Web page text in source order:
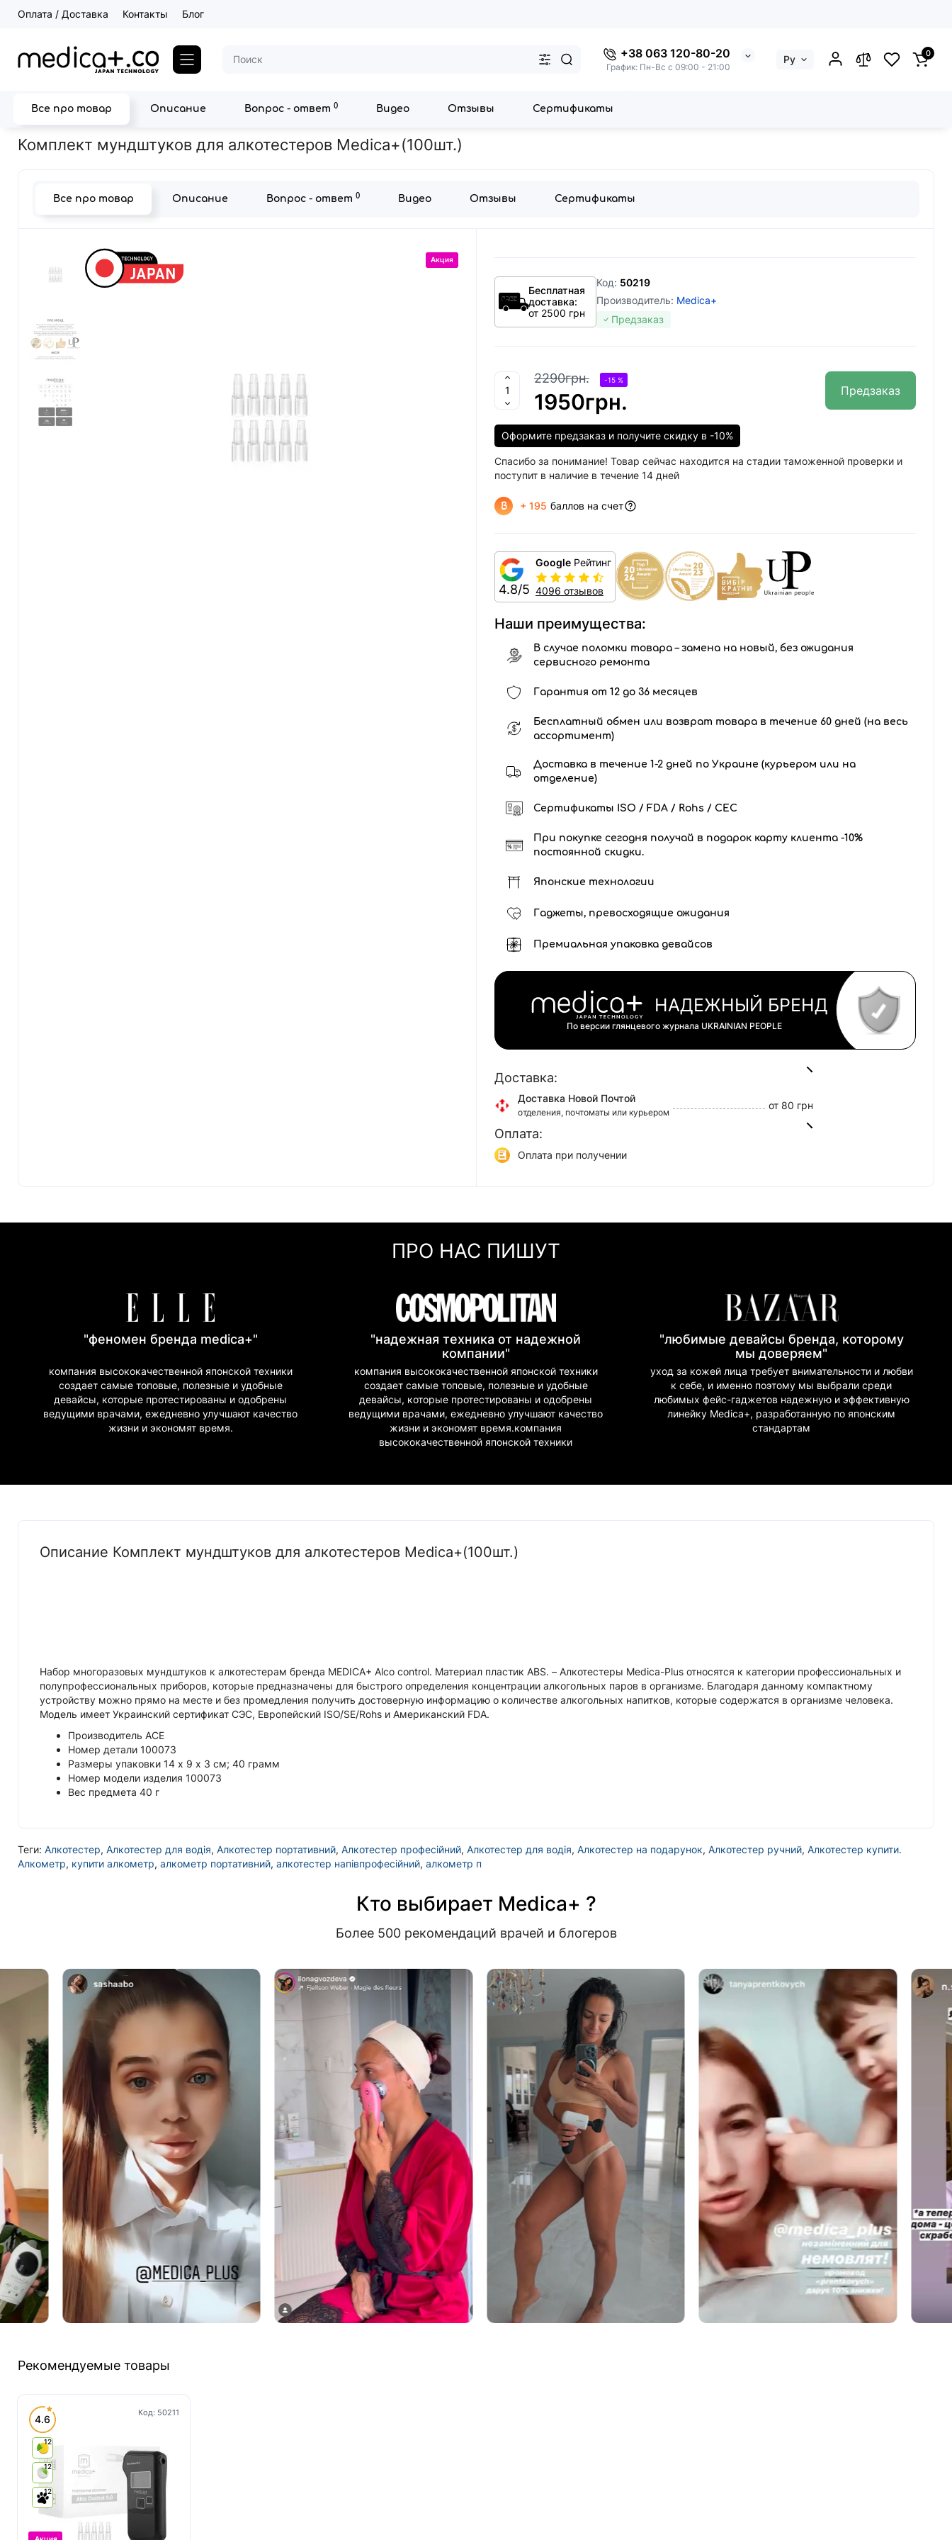
Оплата / Доставка Контакты Блог
+38 063 120-80-20
График: Пн-Вс с 09:00 - 21:00
Ру 0
Все про товар Описание Вопрос - ответ 0 Видео Отзывы Сертификаты
Главная Товары для здоровья Персональные алкотестеры Комплект мундштуков для алкотестеров Medica+(100шт.)
Комплект мундштуков для алкотестеров Medica+(100шт.)
Все про товар Описание Вопрос - ответ 0 Видео Отзывы Сертификаты
Акция
Бесплатная
доставка:
от 2500 грн
Код: 50219
Производитель: Medica+
Предзаказ
2290грн. -15 %
1950грн. Предзаказ
Оформите предзаказ и получите скидку в -10%
Спасибо за понимание! Товар сейчас находится на стадии таможенной проверки и
поступит в наличие в течение 14 дней
+ 195 баллов на счет
4.8/5
Google Рейтинг
4096 отзывов
Наши преимущества:
В случае поломки товара – замена на новый, без ожидания
сервисного ремонта
Гарантия от 12 до 36 месяцев
Бесплатный обмен или возврат товара в течение 60 дней (на весь
ассортимент)
Доставка в течение 1-2 дней по Украине (курьером или на
отделение)
Сертификаты ISO / FDA / Rohs / CEC
При покупке сегодня получай в подарок карту клиента -10%
постоянной скидки.
Японские технологии
Гаджеты, превосходящие ожидания
Премиальная упаковка девайсов
НАДЕЖНЫЙ БРЕНД
По версии глянцевого журнала UKRAINIAN PEOPLE
Доставка:
Доставка Новой Почтой
отделения, почтоматы или курьером
от 80 грн
Доставка Укр Почтой
Оплата:
Оплата при получении
Мгновенная рассрочка (Приват Банк)
Покупка частями (Моно Банк)
ПРО НАС ПИШУТ
"феномен бренда medica+"
компания высококачественной японской техники
создает самые топовые, полезные и удобные
девайсы, которые протестированы и одобрены
ведущими врачами, ежедневно улучшают качество
жизни и экономят время.
"надежная техника от надежной
компании"
компания высококачественной японской техники
создает самые топовые, полезные и удобные
девайсы, которые протестированы и одобрены
ведущими врачами, ежедневно улучшают качество
жизни и экономят время.компания
высококачественной японской техники
"любимые девайсы бренда, которому
мы доверяем"
уход за кожей лица требует внимательности и любви
к себе, и именно поэтому мы выбрали среди
любимых фейс-гаджетов надежную и эффективную
линейку Medica+, разработанную по японским
стандартам
Описание Комплект мундштуков для алкотестеров Medica+(100шт.)
Набор многоразовых мундштуков к алкотестерам бренда MEDICA+ Alco control. Материал пластик ABS. – Алкотестеры Medica-Plus относятся к категории профессиональных и
полупрофессиональных приборов, которые предназначены для быстрого определения концентрации алкогольных паров в организме. Благодаря данному компактному
устройству можно прямо на месте и без промедления получить достоверную информацию о количестве алкогольных напитков, которые содержатся в организме человека.
Модель имеет Украинский сертификат СЭС, Европейский ISO/SE/Rohs и Американский FDA.
Производитель ‎ACE
Номер детали ‎100073
Размеры упаковки 14 х 9 х 3 см; 40 грамм
Номер модели изделия ‎100073
Вес предмета ‎40 г
Теги: Алкотестер, Алкотестер для водія, Алкотестер портативний, Алкотестер професійний, Алкотестер для водія, Алкотестер на подарунок, Алкотестер ручний, Алкотестер купити.
Алкометр, купити алкометр, алкометр портативний, алкотестер напівпрофесійний, алкометр п
Кто выбирает Medica+ ?
Более 500 рекомендаций врачей и блогеров
Рекомендуемые товары
Код: 50211
4.6
12
12
12